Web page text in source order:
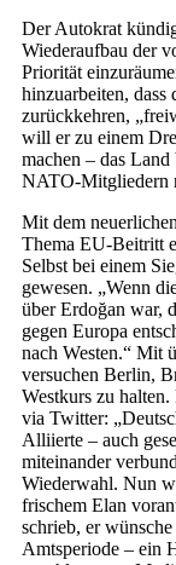
Der Autokrat
Wiederaufbau der
Priorität
hinzuarbeiten,
zurückkehren,
will er zu einem
machen – das
NATO-Mitgliedern
Mit dem
Thema EU-Beitritt
Selbst bei einem
gewesen. „Wenn
über Erdoğan war,
gegen Europa
nach Westen.“ Mit
versuchen Berlin,
Westkurs zu
via Twitter:
Alliierte – auch
miteinander
Wiederwahl. Nun
frischem Elan
schrieb, er
Amtsperiode – ein